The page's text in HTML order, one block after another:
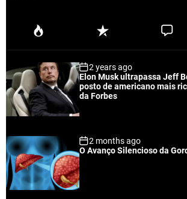
P
u
a
r
R
e
n
t
C
e
2 years ago
Elon Musk ultrapassa Jeff
posto de americano mais
da Forbes
2 months ago
O Avanço Silencioso da